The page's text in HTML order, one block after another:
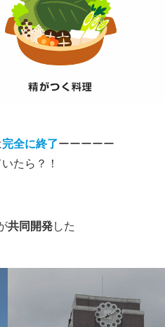
完全に終了ーーーーー
たら？！
共同開発した